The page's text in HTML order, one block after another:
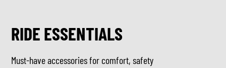
RIDE ESSENTIALS
Must-have accessories for comfort, safety